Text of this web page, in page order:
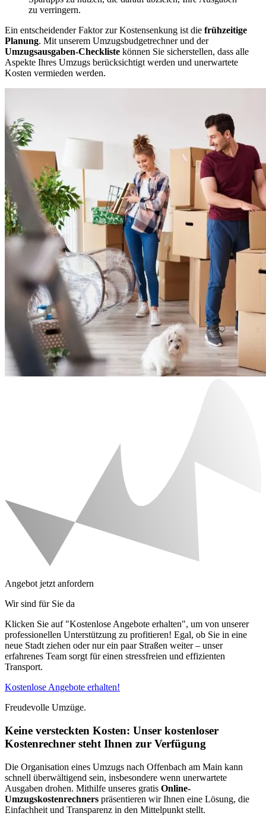
zu verringern.
Ein entscheidender Faktor zur Kostensenkung ist die frühzeitige
Planung. Mit unserem Umzugsbudgetrechner und der
Umzugsausgaben-Checkliste können Sie sicherstellen, dass alle
Aspekte Ihres Umzugs berücksichtigt werden und unerwartete
Kosten vermieden werden.
Angebot jetzt anfordern
Wir sind für Sie da
Klicken Sie auf "Kostenlose Angebote erhalten", um von unserer
professionellen Unterstützung zu profitieren! Egal, ob Sie in eine
neue Stadt ziehen oder nur ein paar Straßen weiter – unser
erfahrenes Team sorgt für einen stressfreien und effizienten
Transport.
Kostenlose Angebote erhalten!
Freudevolle Umzüge.
Keine versteckten Kosten: Unser kostenloser
Kostenrechner steht Ihnen zur Verfügung
Die Organisation eines Umzugs nach Offenbach am Main kann
schnell überwältigend sein, insbesondere wenn unerwartete
Ausgaben drohen. Mithilfe unseres gratis Online-
Umzugskostenrechners präsentieren wir Ihnen eine Lösung, die
Einfachheit und Transparenz in den Mittelpunkt stellt.